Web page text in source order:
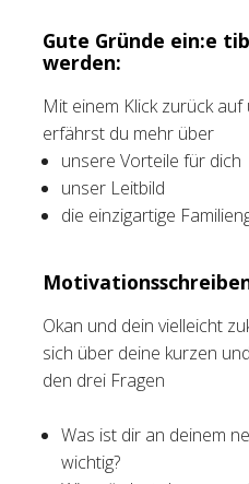
Gute Gründe ein:e
werden:
Mit einem Klick zurück
erfährst du mehr über
unsere Vorteile für dich
unser Leitbild
die einzigartige
Okan und dein vielleicht
sich über deine kurzen
den drei Fragen
Was ist dir an deinem
wichtig?